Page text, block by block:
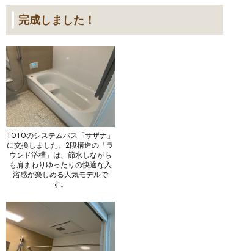
完成しました！
TOTOのシステムバス「サザナ」
に交換しました。2段構造の「ラ
ウンド浴槽」は、節水しながら
も肩まわりゆったりの快適な入
浴感が楽しめる人気モデルで
す。